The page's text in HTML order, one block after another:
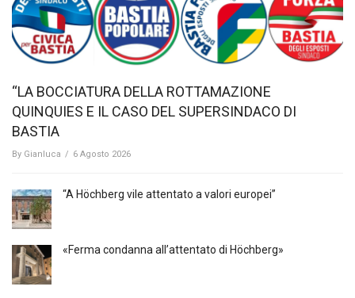
“LA BOCCIATURA DELLA ROTTAMAZIONE
QUINQUIES E IL CASO DEL SUPERSINDACO DI
BASTIA
By Gianluca / 6 Agosto 2026
“A Höchberg vile attentato a valori europei”
«Ferma condanna all’attentato di Höchberg»